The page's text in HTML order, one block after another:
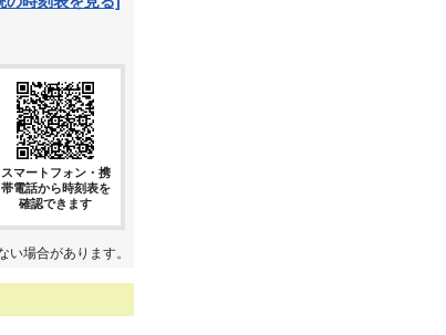
スマートフォン・携
帯電話から時刻表を
確認できます
場合があります。